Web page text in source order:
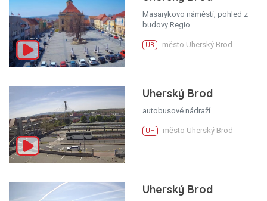
Masarykovo náměstí, pohled z
budovy Regio
UB město Uherský Brod
Uherský Brod
autobusové nádraží
UH město Uherský Brod
Uherský Brod